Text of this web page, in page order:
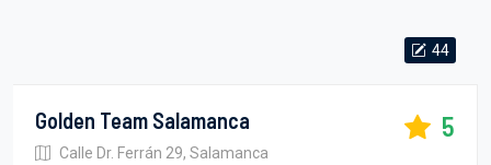
44
Golden Team Salamanca
Calle Dr. Ferrán 29, Salamanca
5